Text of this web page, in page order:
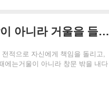
성공하는 CEO는 결과가 나쁠 때에는 창문 밖이 아니라 거울을 들여다보며 전적으로 자신에게 책임을 돌리고, 다른 사람들이나 외부 요인들, 불운을 원망하지 않는다.
적으로 자신에게 책임을 돌리고,
에는거울이 아니라 창문 밖을 내다